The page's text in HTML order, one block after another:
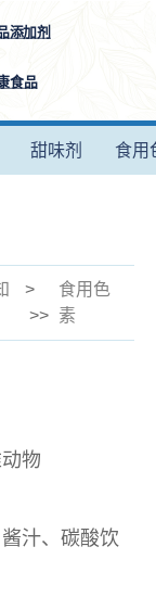
添加剂
食品
甜味剂 食用
>
>>
食用色
素
物
汁、碳酸饮